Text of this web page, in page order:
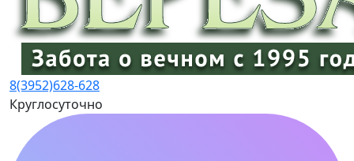
8(3952)628-628
Круглосуточно